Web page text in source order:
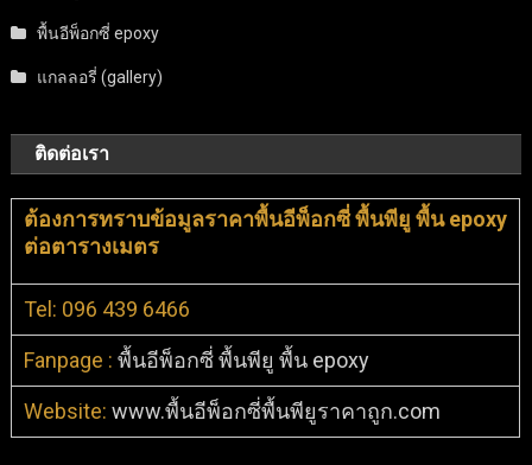
พื้นอีพ็อกซี่ epoxy
แกลลอรี่ (gallery)
ติดต่อเรา
ต้องการทราบข้อมูลราคาพื้นอีพ็อกซี่ พื้นพียู พื้น epoxy
ต่อตารางเมตร
Tel: 096 439 6466
Fanpage :พื้นอีพ็อกซี่ พื้นพียู พื้น epoxy
Website:www.พื้นอีพ็อกซี่พื้นพียูราคาถูก.com